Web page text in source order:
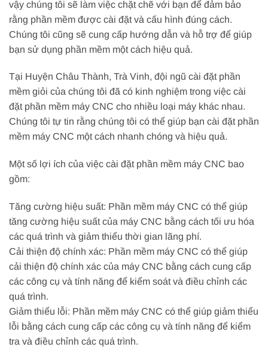
vậy chúng tôi sẽ làm việc chặt chẽ với bạn để đảm bảo
rằng phần mềm được cài đặt và cấu hình đúng cách.
Chúng tôi cũng sẽ cung cấp hướng dẫn và hỗ trợ để giúp
bạn sử dụng phần mềm một cách hiệu quả.
Tại Huyện Châu Thành, Trà Vinh, đội ngũ cài đặt phần
mềm giỏi của chúng tôi đã có kinh nghiệm trong việc cài
đặt phần mềm máy CNC cho nhiều loại máy khác nhau.
Chúng tôi tự tin rằng chúng tôi có thể giúp bạn cài đặt phần
mềm máy CNC một cách nhanh chóng và hiệu quả.
Một số lợi ích của việc cài đặt phần mềm máy CNC bao
gồm:
Tăng cường hiệu suất: Phần mềm máy CNC có thể giúp
tăng cường hiệu suất của máy CNC bằng cách tối ưu hóa
các quá trình và giảm thiểu thời gian lãng phí.
Cải thiện độ chính xác: Phần mềm máy CNC có thể giúp
cải thiện độ chính xác của máy CNC bằng cách cung cấp
các công cụ và tính năng để kiểm soát và điều chỉnh các
quá trình.
Giảm thiểu lỗi: Phần mềm máy CNC có thể giúp giảm thiểu
lỗi bằng cách cung cấp các công cụ và tính năng để kiểm
tra và điều chỉnh các quá trình.